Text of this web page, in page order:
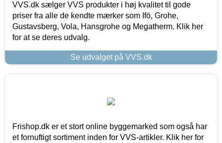
VVS.dk sælger VVS produkter i høj kvalitet til gode
priser fra alle de kendte mærker som Ifö, Grohe,
Gustavsberg, Vola, Hansgrohe og Megatherm. Klik her
for at se deres udvalg.
Se udvalget på VVS.dk
Frishop.dk er et stort online byggemarked som også har
et fornuftigt sortiment inden for VVS-artikler. Klik her for